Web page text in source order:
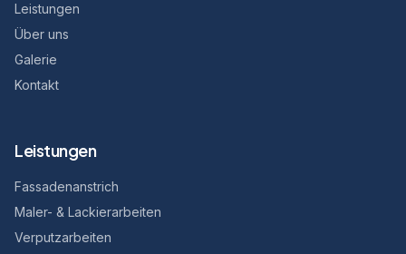
Leistungen
Über uns
Galerie
Kontakt
Leistungen
Fassadenanstrich
Maler- & Lackierarbeiten
Verputzarbeiten